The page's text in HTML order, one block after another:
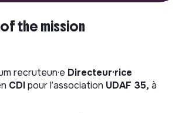
the mission
recruteun·e Directeur·rice
CDIpour l’association UDAF 35, à